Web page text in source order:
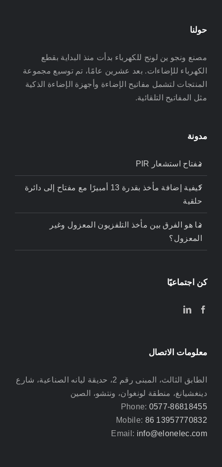
حولنا
مصنع ونجو ين لونج للكهرباء بدأت منذ البداية بقطع
الكهرباء للإضاءات. بعد عشرين عامًا، تم توسيع مجموعة
المنتجات لتشمل مفاتيح الإضاءة وأجهزة الإضاءة الذكية
مثل المفاتيح التلقائية.
مدونة
مفتاح استشعار PIR
كيفية إضافة مأخذ بقدرة 13 أمبيرًا مع مفتاح إلى دائرة
حلقية
ما هو الفرق بين مأخذ التلفزيون المعزول وغير
المعزول؟
كن اجتماعيًا
معلومات الاتصال
الطابق الثالث، المبنى رقم 2، حديقة ليانه الصناعية، شارع
دينغشيانغ، منطقة لونغوان، ونتشو، الصين
Phone: 0577-86818455
Mobile: 86 13957770832
Email: info@elonelec.com